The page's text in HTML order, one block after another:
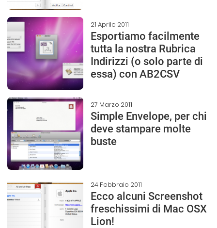
21 Aprile 2011
Esportiamo facilmente
tutta la nostra Rubrica
Indirizzi (o solo parte di
essa) con AB2CSV
27 Marzo 2011
Simple Envelope, per chi
deve stampare molte
buste
24 Febbraio 2011
Ecco alcuni Screenshot
freschissimi di Mac OSX
Lion!